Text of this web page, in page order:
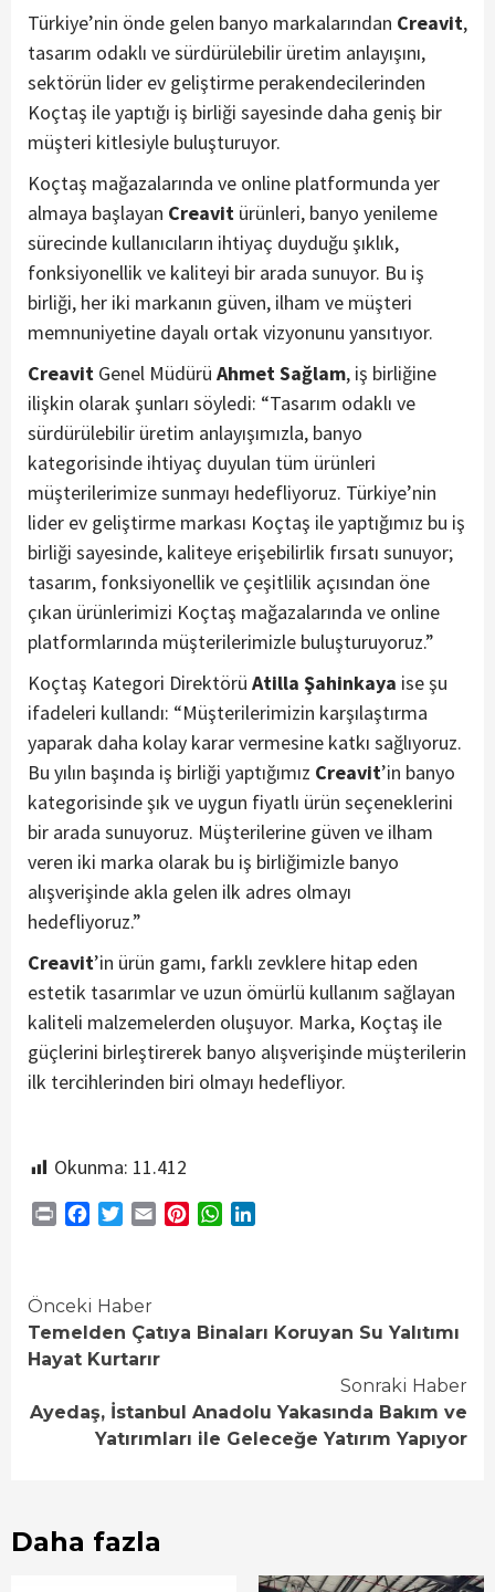
Türkiye’nin önde gelen banyo markalarından Creavit,
tasarım odaklı ve sürdürülebilir üretim anlayışını,
sektörün lider ev geliştirme perakendecilerinden
Koçtaş ile yaptığı iş birliği sayesinde daha geniş bir
müşteri kitlesiyle buluşturuyor.
Koçtaş mağazalarında ve online platformunda yer
almaya başlayan Creavit ürünleri, banyo yenileme
sürecinde kullanıcıların ihtiyaç duyduğu şıklık,
fonksiyonellik ve kaliteyi bir arada sunuyor. Bu iş
birliği, her iki markanın güven, ilham ve müşteri
memnuniyetine dayalı ortak vizyonunu yansıtıyor.
Creavit Genel Müdürü Ahmet Sağlam, iş birliğine
ilişkin olarak şunları söyledi: “Tasarım odaklı ve
sürdürülebilir üretim anlayışımızla, banyo
kategorisinde ihtiyaç duyulan tüm ürünleri
müşterilerimize sunmayı hedefliyoruz. Türkiye’nin
lider ev geliştirme markası Koçtaş ile yaptığımız bu iş
birliği sayesinde, kaliteye erişebilirlik fırsatı sunuyor;
tasarım, fonksiyonellik ve çeşitlilik açısından öne
çıkan ürünlerimizi Koçtaş mağazalarında ve online
platformlarında müşterilerimizle buluşturuyoruz.”
Koçtaş Kategori Direktörü Atilla Şahinkaya ise şu
ifadeleri kullandı: “Müşterilerimizin karşılaştırma
yaparak daha kolay karar vermesine katkı sağlıyoruz.
Bu yılın başında iş birliği yaptığımız Creavit’in banyo
kategorisinde şık ve uygun fiyatlı ürün seçeneklerini
bir arada sunuyoruz. Müşterilerine güven ve ilham
veren iki marka olarak bu iş birliğimizle banyo
alışverişinde akla gelen ilk adres olmayı
hedefliyoruz.”
Creavit’in ürün gamı, farklı zevklere hitap eden
estetik tasarımlar ve uzun ömürlü kullanım sağlayan
kaliteli malzemelerden oluşuyor. Marka, Koçtaş ile
güçlerini birleştirerek banyo alışverişinde müşterilerin
ilk tercihlerinden biri olmayı hedefliyor.
Okunma: 11.412
Print FacebookTwitterEmail PinterestWhatsApp
Continue
Reading
Önceki Haber
Temelden Çatıya Binaları Koruyan Su Yalıtımı
Hayat Kurtarır
Sonraki Haber
Ayedaş, İstanbul Anadolu Yakasında Bakım ve
Yatırımları ile Geleceğe Yatırım Yapıyor
Daha fazla